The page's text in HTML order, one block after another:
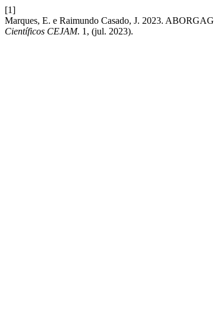
[1]
Marques, E. e Raimundo Casado, J. 2023.
Científicos CEJAM. 1, (jul. 2023).